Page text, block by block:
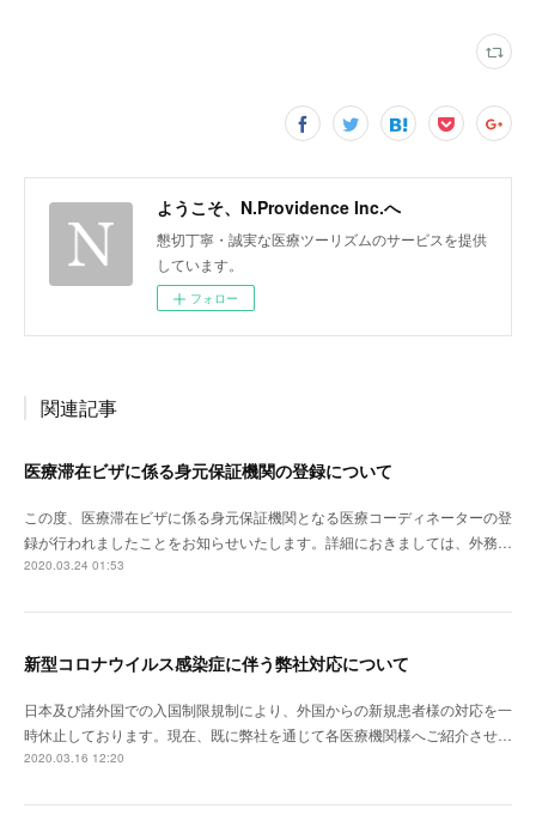
ようこそ、N.Providence Inc.へ
懇切丁寧・誠実な医療ツーリズムのサービスを提供
しています。
フォロー
関連記事
医療滞在ビザに係る身元保証機関の登録について
この度、医療滞在ビザに係る身元保証機関となる医療コーディネーターの登
録が行われましたことをお知らせいたします。詳細におきましては、外務…
2020.03.24 01:53
新型コロナウイルス感染症に伴う弊社対応について
日本及び諸外国での入国制限規制により、外国からの新規患者様の対応を一
時休止しております。現在、既に弊社を通じて各医療機関様へご紹介させ…
2020.03.16 12:20